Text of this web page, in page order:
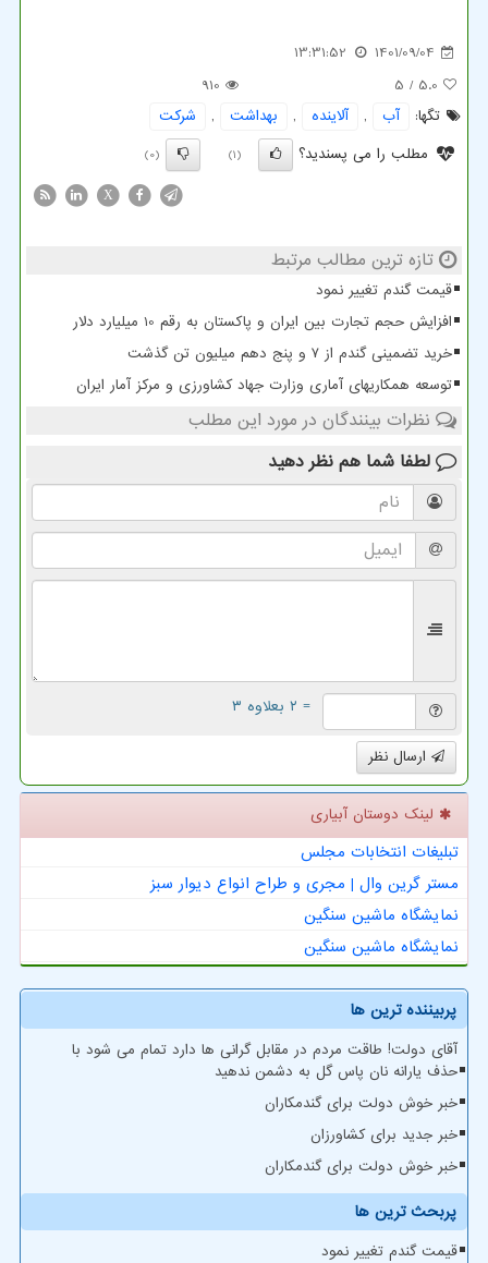
1401/09/04
13:31:52
5.0
/ 5
910
تگها:
آب , آلاینده , بهداشت ,
شركت
مطلب را می پسندید؟
(1)
(0)
X
تازه ترین مطالب مرتبط
قیمت گندم تغییر نمود
افزایش حجم تجارت بین ایران و پاکستان به رقم 10 میلیارد دلار
خرید تضمینی گندم از ۷ و پنج دهم میلیون تن گذشت
توسعه همکاریهای آماری وزارت جهاد کشاورزی و مرکز آمار ایران
نظرات بینندگان در مورد این مطلب
لطفا شما هم نظر دهید
= ۲ بعلاوه ۳
ارسال نظر
لینک دوستان آبیاری
تبلیغات انتخابات مجلس
مستر گرین وال | مجری و طراح انواع دیوار سبز
نمایشگاه ماشین سنگین
نمایشگاه ماشین سنگین
پربیننده ترین ها
آقای دولت! طاقت مردم در مقابل گرانی ها دارد تمام می شود با
حذف یارانه نان پاس گل به دشمن ندهید
خبر خوش دولت برای گندمکاران
خبر جدید برای کشاورزان
خبر خوش دولت برای گندمکاران
پربحث ترین ها
قیمت گندم تغییر نمود